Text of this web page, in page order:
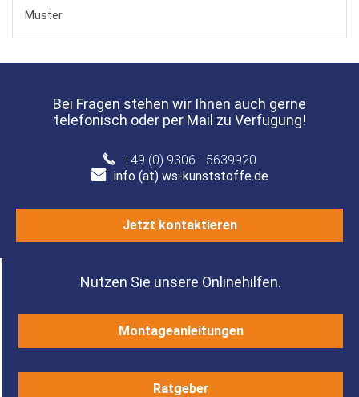
Muster
Bei Fragen stehen wir Ihnen auch gerne
telefonisch oder per Mail zu Verfügung!
+49 (0) 9306 - 5639920
info (at) ws-kunststoffe.de
Jetzt kontaktieren
Nutzen Sie unsere Onlinehilfen.
Montageanleitungen
Ratgeber